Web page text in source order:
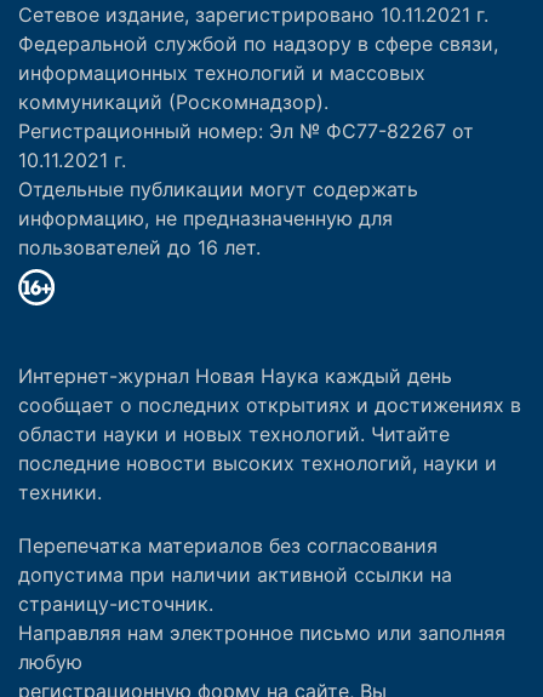
Сетевое издание, зарегистрировано 10.11.2021 г.
Федеральной службой по надзору в сфере связи,
информационных технологий и массовых
коммуникаций (Роскомнадзор).
Регистрационный номер: Эл № ФС77-82267 от
10.11.2021 г.
Отдельные публикации могут содержать
информацию, не предназначенную для
пользователей до 16 лет.
Интернет-журнал Новая Наука каждый день
сообщает о последних открытиях и достижениях в
области науки и новых технологий. Читайте
последние новости высоких технологий, науки и
техники.
Перепечатка материалов без согласования
допустима при наличии активной ссылки на
страницу-источник.
Направляя нам электронное письмо или заполняя
любую
регистрационную форму на сайте, Вы